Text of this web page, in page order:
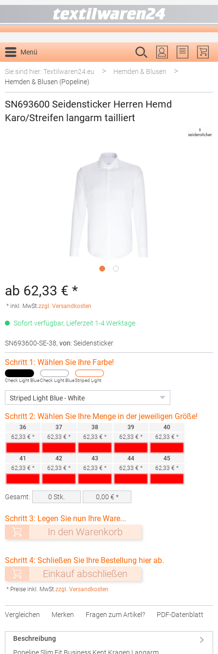
Menü
Du hast 0
Sie sind hier: Textilwaren24.eu
> Hemden & Blusen >
Hemden & Blusen (Popeline)
SN693600 Seidensticker Herren Hemd
Karo/Streifen langarm tailliert
ab 62,33 € *
* inkl. MwSt.zzgl. Versandkosten
Sofort verfügbar, Lieferzeit 1-4 Werktage
SN693600-SE-38, von: Seidensticker
Schritt 1: Wählen Sie Ihre Farbe!
Check Light Blue
- White
Check Light Blue
- White
Striped Light
Blue - White
Schritt 2: Wählen Sie Ihre Menge in der jeweiligen Größe!
36
62,33 € *
37
62,33 € *
38
62,33 € *
39
62,33 € *
40
62,33 € *
41
62,33 € *
42
62,33 € *
43
62,33 € *
44
62,33 € *
45
62,33 € *
Gesamt: 0 Stk. 0,00 € *
Schritt 3: Legen Sie nun Ihre Ware...
In den Warenkorb
Schritt 4: Schließen Sie Ihre Bestellung hier ab.
Einkauf abschließen
* Preise inkl. MwSt.zzgl. Versandkosten
Vergleichen Merken Fragen zum Artikel? PDF-Datenblatt
Beschreibung